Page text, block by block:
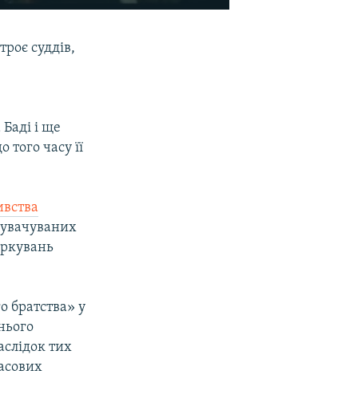
суддів,
і ще
того часу її
братства» у
тих